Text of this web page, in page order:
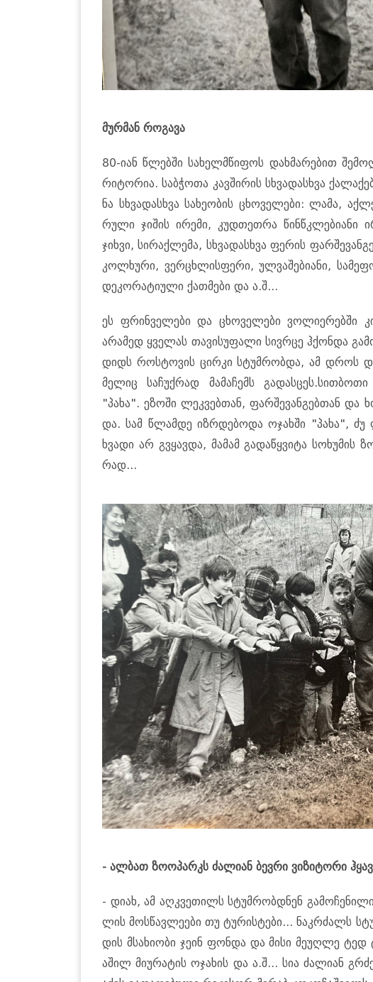
მურ­მან რო­გა­ვა
80-იან წლებ­ში სა­ხელ­მწი­ფოს დახ­მა­რე­ბით
რი­ტო­რია. საბ­ჭო­თა კავ­ში­რის სხვა­დას­ხვა
ნა სხვა­დას­ხვა სა­ხე­ო­ბის ცხო­ვე­ლე­ბი: ლამა,
რუ­ლი ჯი­შის ირე­მი, კუდ­თეთ­რა წინწკლე­ბი­ა­ნი
ჯიხ­ვი, სი­რაქ­ლე­მა, სხვა­დას­ხვა ფე­რის
კოლ­ხუ­რი, ვერ­ცხლის­ფე­რი, ულ­ვა­შე­ბი­ა­ნი,
დე­კო­რა­ტი­უ­ლი ქათ­მე­ბი და ა.შ...
ეს ფრინ­ვე­ლე­ბი და ცხო­ვე­ლე­ბი ვო­ლი­ე­რებ­ში
არა­მედ ყვე­ლას თა­ვი­სუ­ფა­ლი სივ­რცე ჰქონ­და
დიდს როს­ტო­ვის ცირ­კი სტუმ­რობ­და, ამ დროს
მე­ლიც სა­ჩუქ­რად მა­მა­ჩემს
"პახა". ეზო­ში ლეკ­ვებ­თან, ფარ­შე­ვან­გებ­თან
და. სამ წლამ­დე იზ­რდე­ბო­და ოჯახ­ში "პახა",
ხვა­დი არ გვყავ­და, მა­მამ გა­და­წყვი­ტა სო­ხუ­მის
რად...
- ალ­ბათ ზო­ო­პარკს ძა­ლი­ან ბევ­რი ვი­ზი­ტო­რი
- დიახ, ამ აღ­კვე­თილს სტუმ­რობ­დნენ
ლის მოს­წავ­ლე­ე­ბი თუ ტუ­რის­ტე­ბი... ნაკ­რძალს
დის მსა­ხი­ო­ბი ჯეინ ფონ­და და მისი მე­უღ­ლე
აშილ მი­უ­რა­ტის ოჯა­ხის და ა.შ... სია ძა­ლი­ან